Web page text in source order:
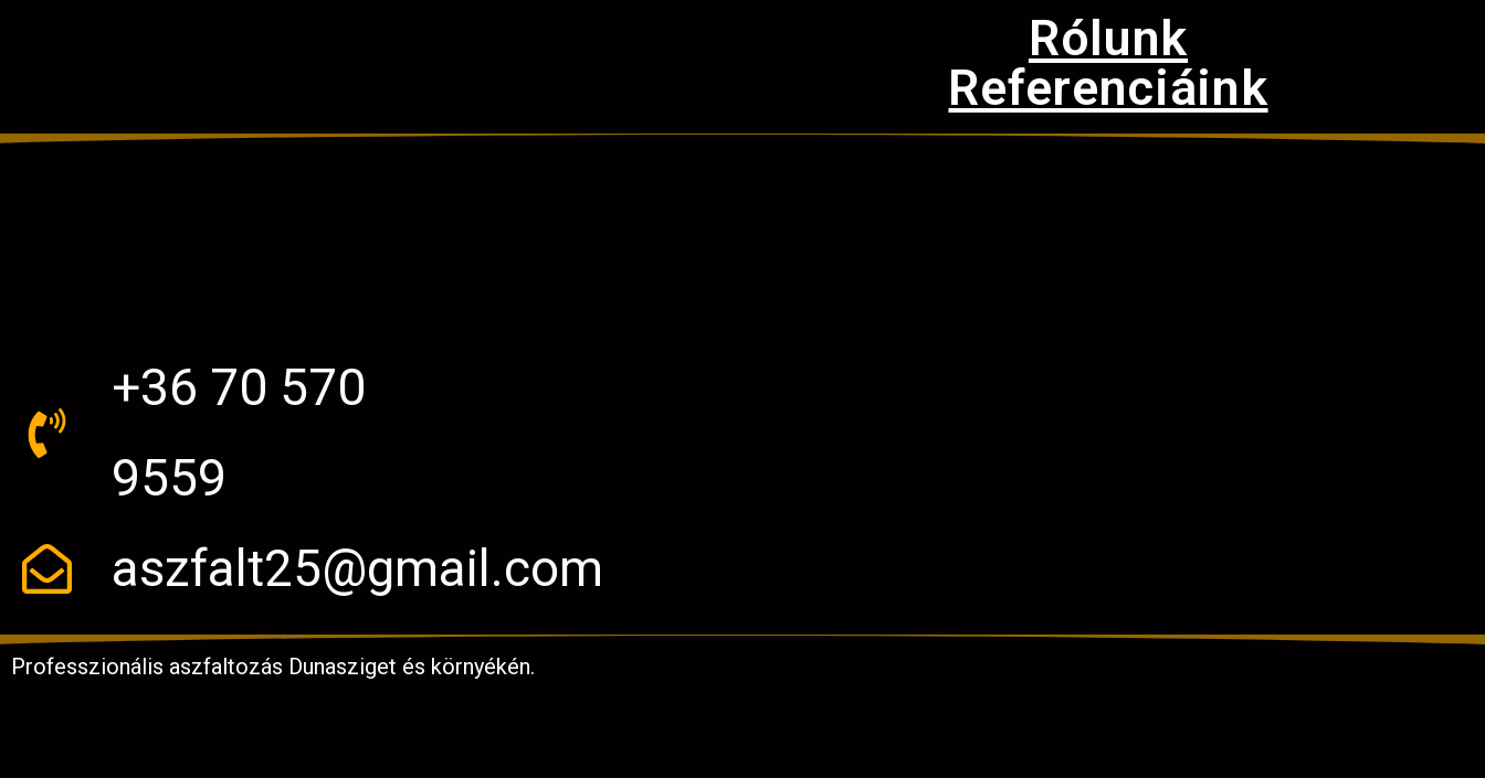
Rólunk
Referenciáink
+36 70 570
9559
aszfalt25@gmail.com
Professzionális aszfaltozás Dunasziget és környékén.